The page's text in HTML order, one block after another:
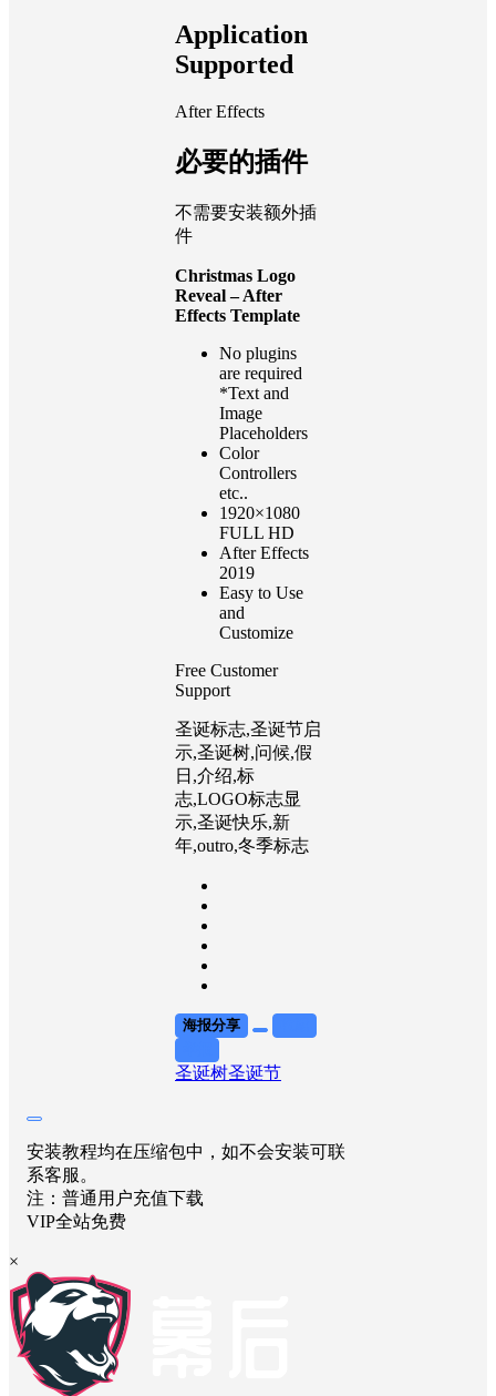
Application
Supported
After Effects
必要的插件
不需要安装额外插
件
Christmas Logo
Reveal – After
Effects Template
No plugins
are required
*Text and
Image
Placeholders
Color
Controllers
etc..
1920×1080
FULL HD
After Effects
2019
Easy to Use
and
Customize
Free Customer
Support
圣诞标志,圣诞节启
示,圣诞树,问候,假
日,介绍,标
志,LOGO标志显
示,圣诞快乐,新
年,outro,冬季标志
海报分享
圣诞树圣诞节
安装教程均在压缩包中，如不会安装可联
系客服。
注：普通用户充值下载
VIP全站免费
×